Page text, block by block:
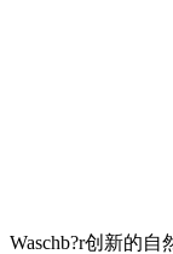
Waschb?r创新的